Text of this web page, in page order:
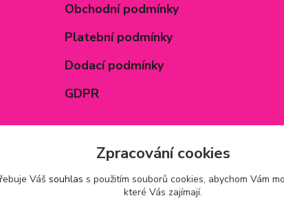
Obchodní podmínky
Platební podmínky
Dodací podmínky
GDPR
Zpracování cookies
Váš souhlas s použitím souborů cookies, abychom Vám
které Vás zajímají.